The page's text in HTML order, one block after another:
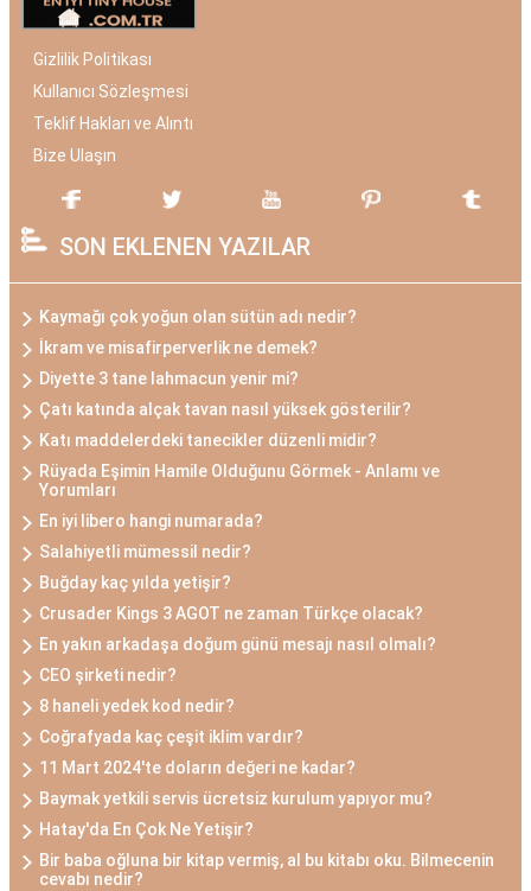
Gizlilik Politikası
Kullanıcı Sözleşmesi
Teklif Hakları ve Alıntı
Bize Ulaşın
SON EKLENEN YAZILAR
Kaymağı çok yoğun olan sütün adı nedir?
İkram ve misafirperverlik ne demek?
Diyette 3 tane lahmacun yenir mi?
Çatı katında alçak tavan nasıl yüksek gösterilir?
Katı maddelerdeki tanecikler düzenli midir?
Rüyada Eşimin Hamile Olduğunu Görmek - Anlamı ve
Yorumları
En iyi libero hangi numarada?
Salahiyetli mümessil nedir?
Buğday kaç yılda yetişir?
Crusader Kings 3 AGOT ne zaman Türkçe olacak?
En yakın arkadaşa doğum günü mesajı nasıl olmalı?
CEO şirketi nedir?
8 haneli yedek kod nedir?
Coğrafyada kaç çeşit iklim vardır?
11 Mart 2024'te doların değeri ne kadar?
Baymak yetkili servis ücretsiz kurulum yapıyor mu?
Hatay'da En Çok Ne Yetişir?
Bir baba oğluna bir kitap vermiş, al bu kitabı oku. Bilmecenin
cevabı nedir?